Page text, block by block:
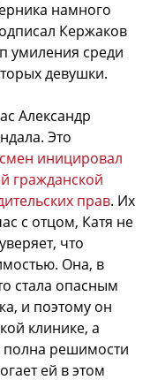
намного
Кержаков
умиления среди
девушки.
Александр
Это
иницировал
гражданской
прав. Их
с отцом, Катя не
что
Она, в
стала опасным
и поэтому он
клинике, а
полна решимости
ей в этом